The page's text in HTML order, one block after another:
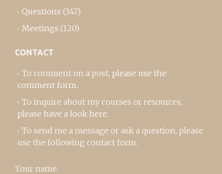
Questions (347)
Meetings (120)
CONTACT
To comment on a post, please use the
comment form..
To inquire about my courses or resources,
please have a look here.
To send me a message or ask a question, please
use the following contact form:
Your name